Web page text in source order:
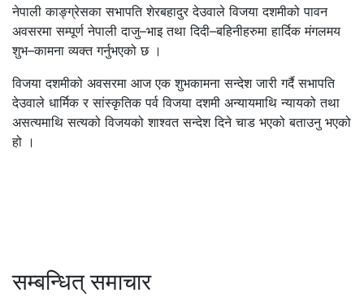
नेपाली काङ्ग्रेसका सभापति शेरबहादुर देउवाले विजया दशमीको पावन
अवसरमा सम्पूर्ण नेपाली दाजु–भाइ तथा दिदी–बहिनीहरुमा हार्दिक मंगलमय
शुभ–कामना व्यक्त गर्नुभएको छ ।
विजया दशमीको अवसरमा आज एक शुभकामना सन्देश जारी गर्दै सभापति
देउवाले धार्मिक र सांस्कृतिक पर्व विजया दशमी अन्यायमाथि न्यायको तथा
असत्यमाथि सत्यको विजयको शाश्वत सन्देश दिने चाड भएको बताउनु भएको
हो ।
सम्बन्धित् समाचार